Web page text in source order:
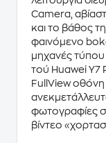
Camera ,
και το βάθος
φαινόμενο
μηχανές τύπου
τού Huawei Y7
FullView οθόνη
φωτογραφίες
βίντεο